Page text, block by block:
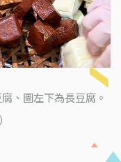
、圖左下為長豆腐。